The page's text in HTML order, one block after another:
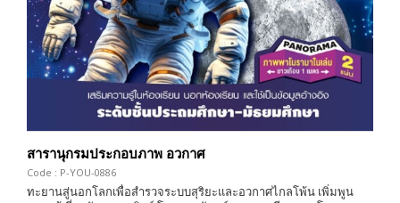
สารานุกรมประกอบภาพ อวกาศ
Code : P-YOU-0886
ทะยานสู่นอกโลกเพื่อสำรวจระบบสุริยะและอวกาศไกลโพ้น เพิ่มพูน